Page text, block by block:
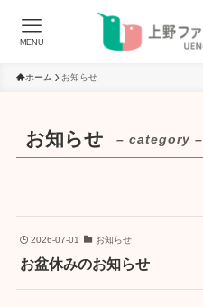
MENU
ホーム お知らせ
お知らせ – category –
2026-07-01 お知らせ
お盆休みのお知らせ